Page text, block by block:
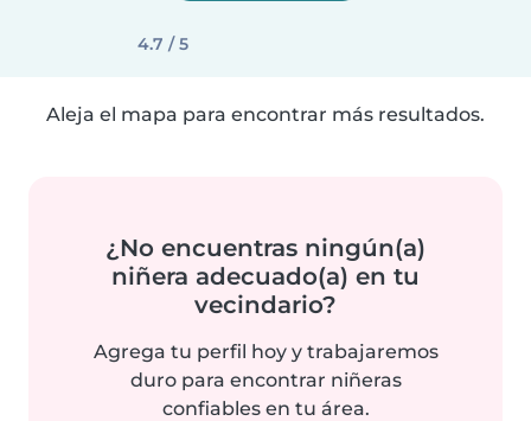
4.7 / 5
Aleja el mapa para encontrar más resultados.
¿No encuentras ningún(a)
niñera adecuado(a) en tu
vecindario?
Agrega tu perfil hoy y trabajaremos
duro para encontrar niñeras
confiables en tu área.